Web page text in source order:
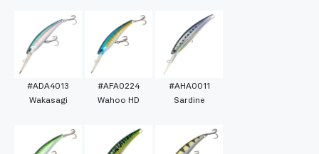
#ADA4013
Wakasagi
#AFA0224
Wahoo HD
#AHA0011
Sardine